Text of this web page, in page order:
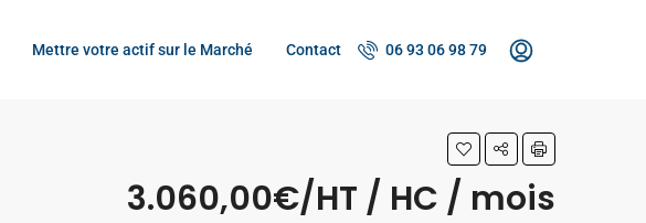
Mettre votre actif sur le Marché Contact 06 93 06 98 79
3.060,00€/HT / HC / mois